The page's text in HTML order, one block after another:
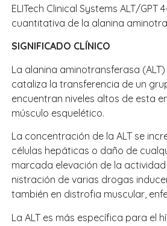
ELITech Clinical Systems ALT/
cuantitativa de la alanina
SIGNIFICADO CLÍNICO
La alanina aminotransferasa
cataliza la transferencia de un
encuentran niveles altos de esta
músculo esquelético.
La concentración de la ALT se
células hepáticas o daño de
marcada elevación de la actividad
nistración de varias drogas
también en distrofia muscular,
La ALT es más específica para el